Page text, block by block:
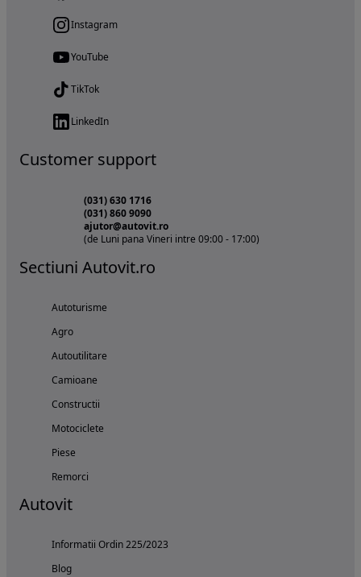
Instagram
YouTube
TikTok
LinkedIn
Customer support
(031) 630 1716
(031) 860 9090
ajutor@autovit.ro
(de Luni pana Vineri intre 09:00 - 17:00)
Sectiuni Autovit.ro
Autoturisme
Agro
Autoutilitare
Camioane
Constructii
Motociclete
Piese
Remorci
Autovit
Informatii Ordin 225/2023
Blog